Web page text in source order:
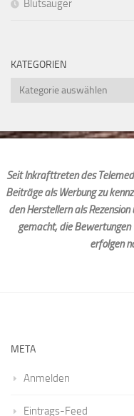
Blutsauger
KATEGORIEN
Kategorien
Seit Inkrafttreten des
Beiträge als Werbung zu
den Herstellern als
gemacht, die
erfolgen
META
Anmelden
Eintrags-Feed